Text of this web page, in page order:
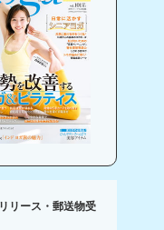
リース・郵送物受